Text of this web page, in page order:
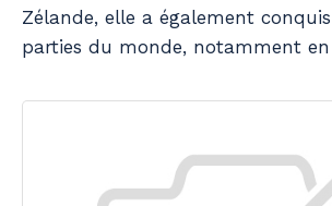
Zélande, elle a également conquis
parties du monde, notamment en